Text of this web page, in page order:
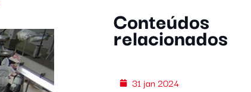
Conteúdos
relacionados
31 jan 2024